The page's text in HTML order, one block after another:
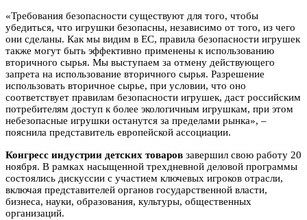
«Требования безопасности существуют для того, чтобы
убедиться, что игрушки безопасны, независимо от того, из чего
они сделаны. Как мы видим в ЕС, правила безопасности игрушек
также могут быть эффективно применены к использованию
вторичного сырья. Мы выступаем за отмену действующего
запрета на использование вторичного сырья. Разрешение
использовать вторичное сырье, при условии, что оно
соответствует правилам безопасности игрушек, даст российским
потребителям доступ к более экологичным игрушкам, при этом
небезопасные игрушки останутся за пределами рынка», –
пояснила представитель европейской ассоциации.
Конгресс индустрии детских товаров завершил свою работу 20
ноября. В рамках насыщенной трехдневной деловой программы
состоялись дискуссии с участием ключевых игроков отрасли,
включая представителей органов государственной власти,
бизнеса, науки, образования, культуры, общественных
организаций.